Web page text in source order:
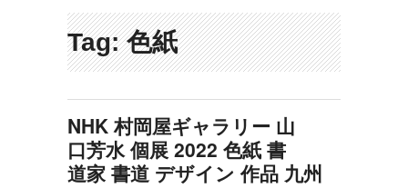
Tag: 色紙
NHK 村岡屋ギャラリー 山
口芳水 個展 2022 色紙 書
道家 書道 デザイン 作品 九州